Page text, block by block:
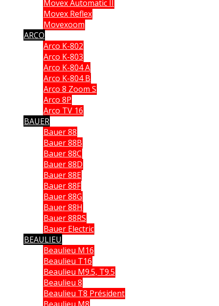
Movex Automatic II
Movex Reflex
Movexoom
ARCO
Arco K-802
Arco K-803
Arco K-804 A
Arco K-804 B
Arco 8 Zoom S
Arco 8P
Arco TV 16
BAUER
Bauer 88
Bauer 88B
Bauer 88C
Bauer 88D
Bauer 88E
Bauer 88F
Bauer 88G
Bauer 88H
Bauer 88RS
Bauer Electric
BEAULIEU
Beaulieu M16
Beaulieu T16
Beaulieu M9.5, T9.5
Beaulieu 8
Beaulieu T8 Président